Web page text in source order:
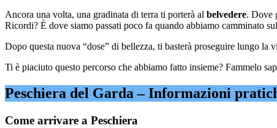
Ancora una volta, una gradinata di terra ti porterà al belvedere. Dove
Ricordi? È dove siamo passati poco fa quando abbiamo camminato sul
Dopo questa nuova “dose” di bellezza, ti basterà proseguire lungo
Ti è piaciuto questo percorso che abbiamo fatto insieme? Fammelo
Peschiera del Garda – Informazioni
Come arrivare a Peschiera